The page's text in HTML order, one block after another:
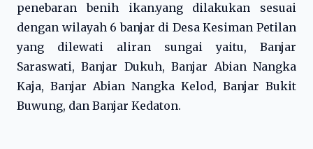
penebaran benih ikan.yang dilakukan sesuai
dengan wilayah 6 banjar di Desa Kesiman Petilan
yang dilewati aliran sungai yaitu, Banjar
Saraswati, Banjar Dukuh, Banjar Abian Nangka
Kaja, Banjar Abian Nangka Kelod, Banjar Bukit
Buwung, dan Banjar Kedaton.